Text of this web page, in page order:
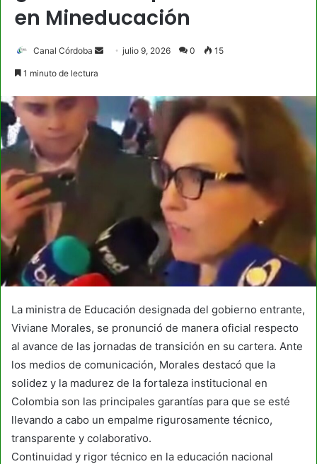
en Mineducación
Canal Córdoba
Sendjulio 9, 2026 0 15
1 minuto de lectura
La ministra de Educación designada del gobierno entrante,
Viviane Morales, se pronunció de manera oficial respecto
al avance de las jornadas de transición en su cartera. Ante
los medios de comunicación, Morales destacó que la
solidez y la madurez de la fortaleza institucional en
Colombia son las principales garantías para que se esté
llevando a cabo un empalme rigurosamente técnico,
transparente y colaborativo.
Continuidad y rigor técnico en la educación nacional